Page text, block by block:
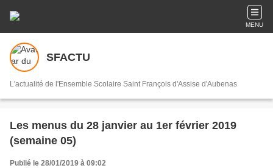
MENU
SFACTU
L'actualité de l'Ensemble Scolaire Saint François d'Assise d'Aubenas
Les menus du 28 janvier au 1er février 2019
(semaine 05)
Publié le 28/01/2019 à 09:02